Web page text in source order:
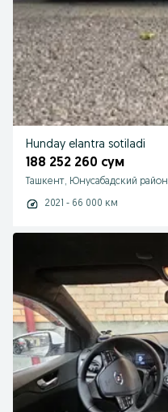
Hunday elantra sotiladi
188 252 260 сум
Ташкент, Юнусабадский район
2021 - 66 000 км